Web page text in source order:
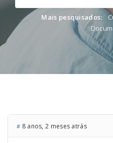
Mais pesquisados:
# 8 anos, 2 meses atrás